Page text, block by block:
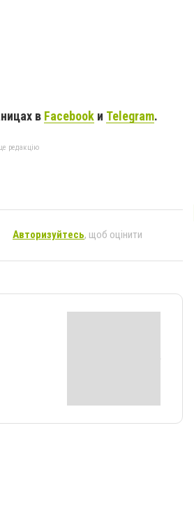
в Facebook и Telegram.
редакцію
Авторизуйтесь, щоб оцінити